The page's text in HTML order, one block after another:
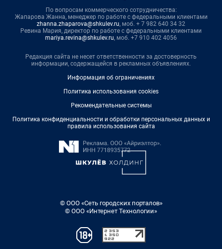
По вопросам коммерческого сотрудничества:
Жапарова Жанна, менеджер по работе с федеральными клиентами
zhanna.zhaparova@shkulev.ru, моб. + 7 982 640 34 32
Ревина Мария, директор по работе с федеральными клиентами
mariya.revina@shkulev.ru, моб. +7 910 402 4056
Редакция сайта не несет ответственности за достоверность
информации, содержащейся в рекламных объявлениях.
Информация об ограничениях
Политика использования cookies
Рекомендательные системы
Политика конфиденциальности и обработки персональных данных и
правила использования сайта
© ООО «Сеть городских порталов»
© ООО «Интернет Технологии»